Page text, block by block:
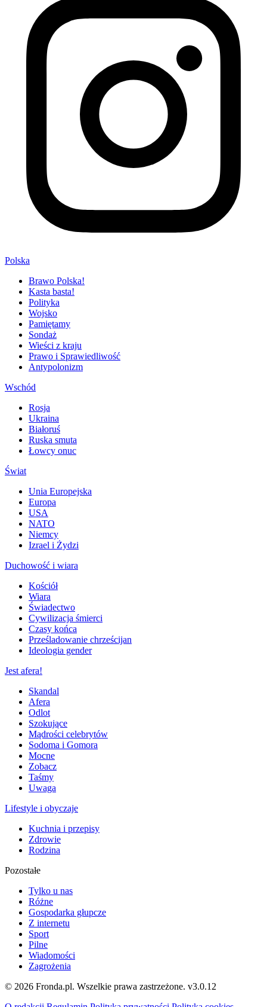
Polska
Brawo Polska!
Kasta basta!
Polityka
Wojsko
Pamiętamy
Sondaż
Wieści z kraju
Prawo i Sprawiedliwość
Antypolonizm
Wschód
Rosja
Ukraina
Białoruś
Ruska smuta
Łowcy onuc
Świat
Unia Europejska
Europa
USA
NATO
Niemcy
Izrael i Żydzi
Duchowość i wiara
Kościół
Wiara
Świadectwo
Cywilizacja śmierci
Czasy końca
Prześladowanie chrześcijan
Ideologia gender
Jest afera!
Skandal
Afera
Odlot
Szokujące
Mądrości celebrytów
Sodoma i Gomora
Mocne
Zobacz
Taśmy
Uwaga
Lifestyle i obyczaje
Kuchnia i przepisy
Zdrowie
Rodzina
Pozostałe
Tylko u nas
Różne
Gospodarka głupcze
Z internetu
Sport
Pilne
Wiadomości
Zagrożenia
© 2026 Fronda.pl. Wszelkie prawa zastrzeżone. v3.0.12